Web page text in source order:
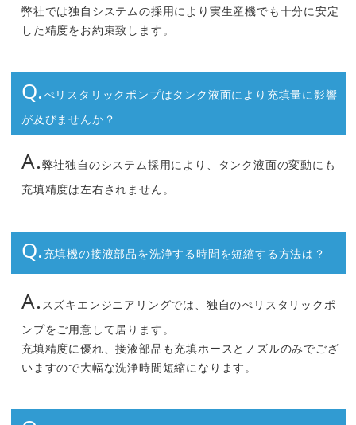
弊社では独自システムの採用により実生産機でも十分に安定
した精度をお約束致します。
Q.ぺリスタリックポンプはタンク液面により充填量に影響
が及びませんか？
A.弊社独自のシステム採用により、タンク液面の変動にも
充填精度は左右されません。
Q. 充填機の接液部品を洗浄する時間を短縮する方法は？
A. スズキエンジニアリングでは、独自のぺリスタリックポ
ンプをご用意して居ります。
充填精度に優れ、接液部品も充填ホースとノズルのみでござ
いますので大幅な洗浄時間短縮になります。